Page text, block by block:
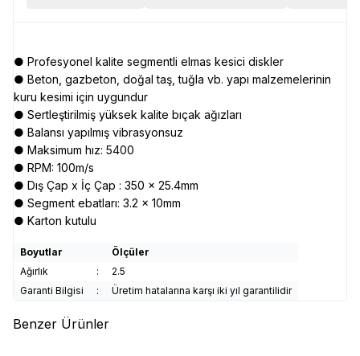
● Profesyonel kalite segmentli elmas kesici diskler
● Beton, gazbeton, doğal taş, tuğla vb. yapı malzemelerinin
kuru kesimi için uygundur
● Sertleştirilmiş yüksek kalite bıçak ağızları
● Balansı yapılmış vibrasyonsuz
● Maksimum hız: 5400
● RPM: 100m/s
● Dış Çap x İç Çap : 350 x 25.4mm
● Segment ebatları: 3.2 x 10mm
● Karton kutulu
Boyutlar
Ölçüler
Ağırlık
:
2.5
Garanti Bilgisi
: Üretim hatalarına karşı iki yıl garantilidir
Benzer Ürünler